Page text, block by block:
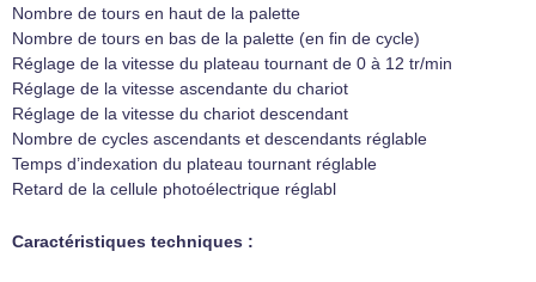
Nombre de tours en haut de la palette
Nombre de tours en bas de la palette (en fin de cycle)
Réglage de la vitesse du plateau tournant de 0 à 12 tr/min
Réglage de la vitesse ascendante du chariot
Réglage de la vitesse du chariot descendant
Nombre de cycles ascendants et descendants réglable
Temps d’indexation du plateau tournant réglable
Retard de la cellule photoélectrique réglabl
Caractéristiques techniques :